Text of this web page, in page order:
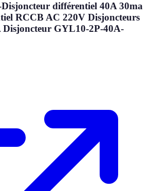
différentiel 40A 30ma
RCCB AC 220V Disjoncteurs
Disjoncteur GYL10-2P-40A-